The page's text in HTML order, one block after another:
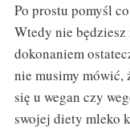
Po prostu pomyśl
Wtedy nie
dokonaniem
nie musimy mówić,
się u wegan czy
swojej diety mleko